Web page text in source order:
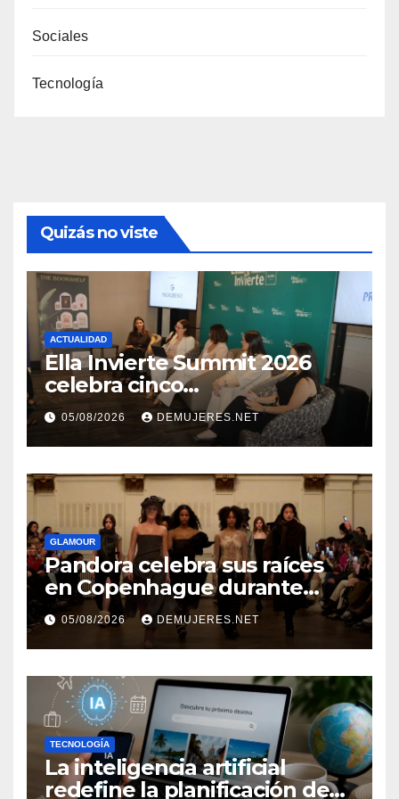
Sociales
Tecnología
Quizás no viste
ACTUALIDAD
Ella Invierte Summit 2026
celebra cinco
añosimpulsando a las
mujeres a construir su
independencia financiera
05/08/2026 DEMUJERES.NET
GLAMOUR
Pandora celebra sus raíces
en Copenhague durante
Copenhagen Fashion Week a
través de alianzas creativas
05/08/2026 DEMUJERES.NET
TECNOLOGÍA
La inteligencia artificial
redefine la planificación de